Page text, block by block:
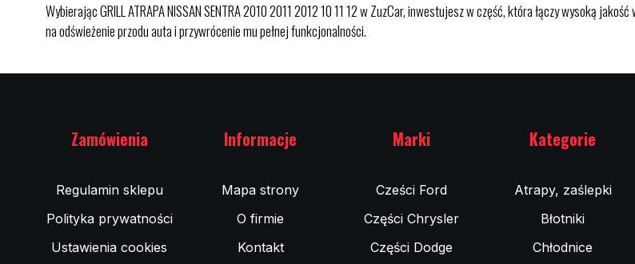
Wybierając GRILL ATRAPA NISSAN SENTRA 2010 2011 2012 10 11 12 w ZuzCar, inwestujesz w część, która łączy wysoką
na odświeżenie przodu auta i przywrócenie mu pełnej funkcjonalności.
Zamówienia
Regulamin sklepu
Polityka prywatności
Ustawienia cookies
Informacje
Mapa strony
O firmie
Kontakt
Marki
Cześci Ford
Części Chrysler
Części Dodge
Kategorie
Atrapy, zaślepki
Błotniki
Chłodnice